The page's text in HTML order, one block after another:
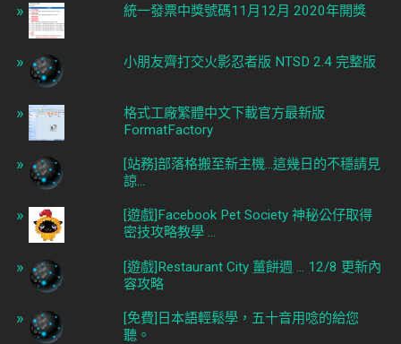
統一發票中獎號碼11月12月 2020年開獎
小朋友齊打交火影忍者版 NTSD 2.4 完整版
格式工廠繁體中文下載官方最新版
FormatFactory
[站務]部落格搬至新主機...這幾日的不穩請見
諒...
[遊戲]Facebook Pet Society 神秘公仔取得
密技攻略教學 ...
[遊戲]Restaurant City 薑餅週 ... 12/8 更新內
容攻略
[免費]日本語輕鬆學，五十音用唸的給您
聽。